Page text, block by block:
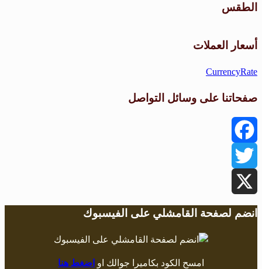
الطقس
أسعار العملات
CurrencyRate
صفحاتنا على وسائل التواصل
Facebook
Twitter
X
انضم لصفحة القامشلي على الفيسبوك
امسح الكود بكاميرا جوالك او اضغط هنا